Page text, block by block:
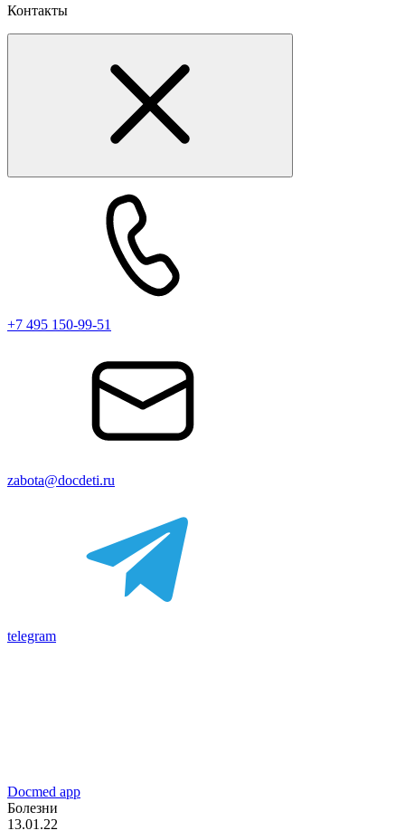
Контакты
+7 495 150-99-51
zabota@docdeti.ru
telegram
Docmed app
Болезни
13.01.22